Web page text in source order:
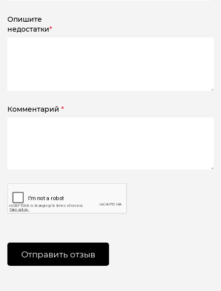
Опишите
недостатки*
Комментарий *